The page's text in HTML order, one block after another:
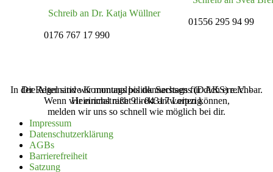
Schreib an Dr. Katja Wüllner
0176 767 17 990
01556 295 94 99
Die Alternative Kommunalpolitik Sachsens (‌DAKS‌) e.V. -
Heinrichstraße 9 - 04317 Leipzig
In der Regel sind wir montags bis donnerstags für dich erreichbar.
Wenn wir einmal nicht direkt antworten können,
melden wir uns so schnell wie möglich bei dir.
Impressum
Daten­schutz­er­klärung
AGBs
Barrie­re­freiheit
Satzung